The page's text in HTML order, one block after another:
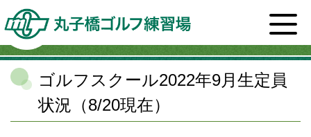
ホーム>スタッフブログ一覧>スクール
ゴルフスク
ール2022年9月生定員状況（8/20現在）
ゴルフスクール2022年9月生定員
状況（8/20現在）